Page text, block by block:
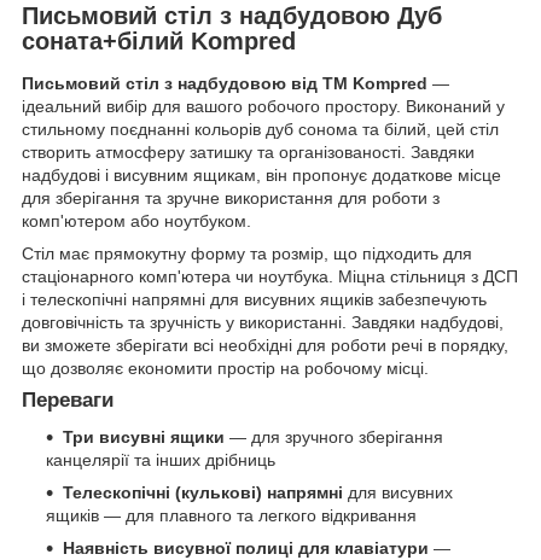
Письмовий стіл з надбудовою Дуб
соната+білий Kompred
Письмовий стіл з надбудовою від ТМ Kompred —
ідеальний вибір для вашого робочого простору. Виконаний у
стильному поєднанні кольорів дуб сонома та білий, цей стіл
створить атмосферу затишку та організованості. Завдяки
надбудові і висувним ящикам, він пропонує додаткове місце
для зберігання та зручне використання для роботи з
комп'ютером або ноутбуком.
Стіл має прямокутну форму та розмір, що підходить для
стаціонарного комп'ютера чи ноутбука. Міцна стільниця з ДСП
і телескопічні напрямні для висувних ящиків забезпечують
довговічність та зручність у використанні. Завдяки надбудові,
ви зможете зберігати всі необхідні для роботи речі в порядку,
що дозволяє економити простір на робочому місці.
Переваги
Три висувні ящики — для зручного зберігання
канцелярії та інших дрібниць
Телескопічні (кулькові) напрямні для висувних
ящиків — для плавного та легкого відкривання
Наявність висувної полиці для клавіатури —